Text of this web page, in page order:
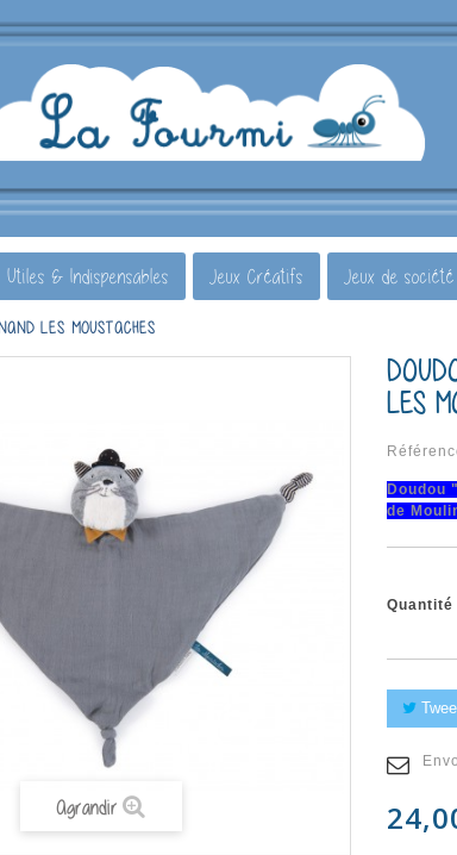
Utiles & Indispensables Jeux Créatifs Jeux de société
LES MOUSTACHES
Agrandir
LES
Doudou
de
Quantité